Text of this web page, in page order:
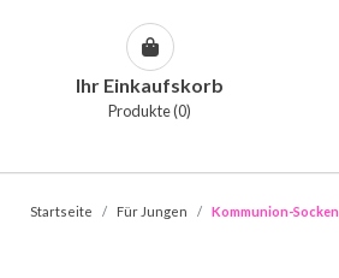
Ihr Einkaufskorb
Produkte (0)
Startseite Für Jungen Kommunion-Socken